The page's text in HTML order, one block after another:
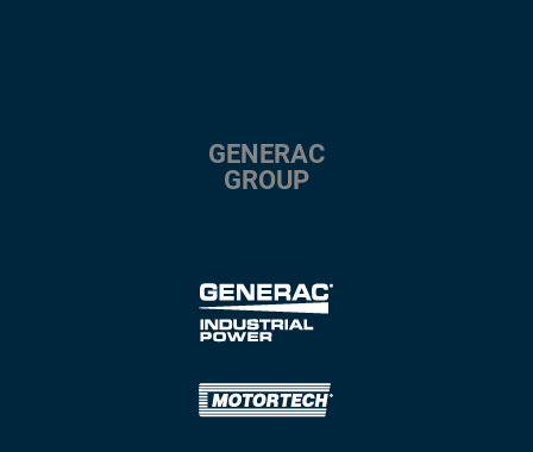
GENERAC
GROUP